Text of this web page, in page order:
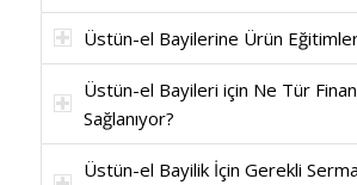
Üstün-el Bayilerine Ürün
Üstün-el Bayileri için Ne Tür
Sağlanıyor?
Üstün-el Bayilik İçin Gerekli